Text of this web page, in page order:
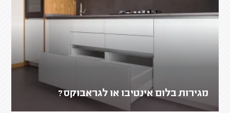
מגירות בלום אינטיבו או לגראבוקס?